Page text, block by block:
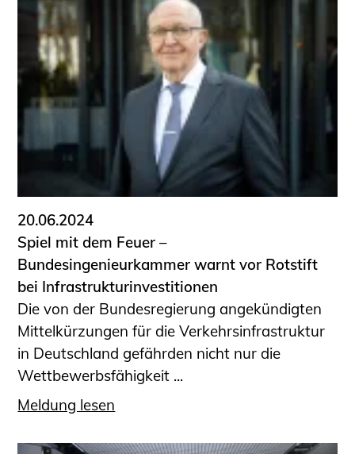
20.06.2024
Spiel mit dem Feuer –
Bundesingenieurkammer warnt vor Rotstift
bei Infrastrukturinvestitionen
Die von der Bundesregierung angekündigten
Mittelkürzungen für die Verkehrsinfrastruktur
in Deutschland gefährden nicht nur die
Wettbewerbsfähigkeit ...
Meldung lesen